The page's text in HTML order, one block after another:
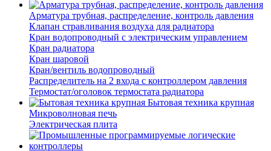
Арматура трубная, распределение, контроль давления
Клапан стравливания воздуха для радиатора
Кран водопроводный с электрическим управлением
Кран радиатора
Кран шаровой
Кран/вентиль водопроводный
Распределитель на 2 входа с контроллером давления
Термостат/оголовок термостата радиатора
Бытовая техника крупная
Микроволновая печь
Электрическая плита